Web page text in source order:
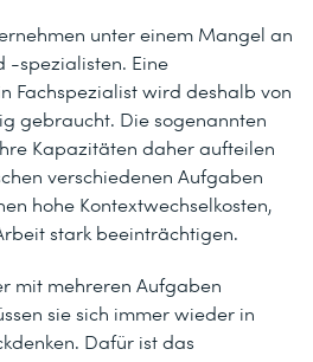
unter einem Mangel an
-spezialisten. Eine
Fachspezialist wird deshalb von
gebraucht. Die sogenannten
Kapazitäten daher aufteilen
verschiedenen Aufgaben
hohe Kontextwechselkosten,
stark beeinträchtigen.
mit mehreren Aufgaben
sie sich immer wieder in
Dafür ist das